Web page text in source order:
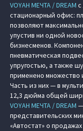
VOYAH МЕЧТА / DREAM
стационарный офис:
позволяют
упустив ни одной
бизнесменов.
пневматическая
упругостью, а также
применено множество
Часть из них — в
12,3 дюйма общей
VOYAH МЕЧТА / DREAM
представительских
«Автостат» о